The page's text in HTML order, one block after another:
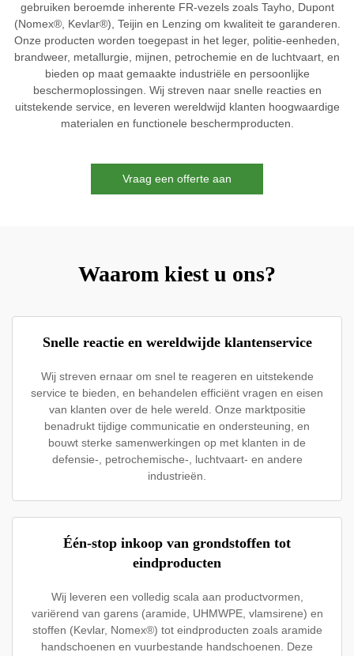
gebruiken beroemde inherente FR-vezels zoals Tayho, Dupont
(Nomex®, Kevlar®), Teijin en Lenzing om kwaliteit te garanderen.
Onze producten worden toegepast in het leger, politie-eenheden,
brandweer, metallurgie, mijnen, petrochemie en de luchtvaart, en
bieden op maat gemaakte industriële en persoonlijke
beschermoplossingen. Wij streven naar snelle reacties en
uitstekende service, en leveren wereldwijd klanten hoogwaardige
materialen en functionele beschermproducten.
Vraag een offerte aan
Waarom kiest u ons?
Snelle reactie en wereldwijde klantenservice
Wij streven ernaar om snel te reageren en uitstekende
service te bieden, en behandelen efficiënt vragen en eisen
van klanten over de hele wereld. Onze marktpositie
benadrukt tijdige communicatie en ondersteuning, en
bouwt sterke samenwerkingen op met klanten in de
defensie-, petrochemische-, luchtvaart- en andere
industrieën.
Één-stop inkoop van grondstoffen tot
eindproducten
Wij leveren een volledig scala aan productvormen,
variërend van garens (aramide, UHMWPE, vlamsirene) en
stoffen (Kevlar, Nomex®) tot eindproducten zoals aramide
handschoenen en vuurbestande handschoenen. Deze